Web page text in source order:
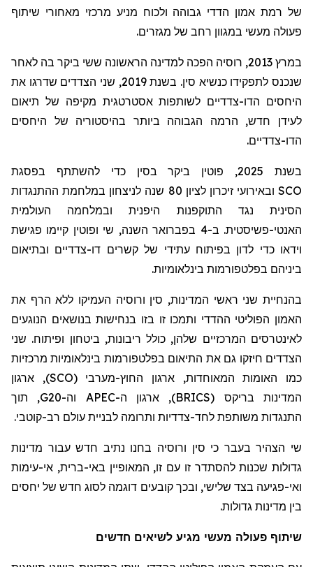
של רמת אמון הדדי גבוהה ולכוח מניע מרכזי מאחורי שיתוף
פעולה מעשי במגוון רחב של מגזרים.
במרץ 2013, רוסיה הפכה למדינה הראשונה ששי ביקר בה לאחר
שנכנס לתפקידו כנשיא סין. בשנת 2019, שני הצדדים שדרגו את
היחסים הדו-צדדיים לשותפות אסטרטגית מקיפה של תיאום
לעידן חדש, הרמה הגבוהה ביותר בהיסטוריה של היחסים
הדו-צדדיים.
בשנת 2025, פוטין ביקר בסין כדי להשתתף בפסגת
SCO
ובאירועי זיכרון לציון 80 שנה לניצחון במלחמת ההתנגדות
הסינית נגד התוקפנות היפנית ובמלחמה העולמית
האנטי-פשיסטית. ב-4 בפברואר השנה, שי ופוטין קיימו פגישת
וידאו כדי לדון בפיתוח עתידי של קשרים דו-צדדיים ובתיאום
ביניהם בפלטפורמות בינלאומיות.
בהנחיית שני ראשי המדינות, סין ורוסיה העמיקו ללא הרף את
האמון הפוליטי ההדדי ותמכו זו בזו בנחישות בנושאים הנוגעים
לאינטרסים המרכזיים שלהן, כולל ריבונות, ביטחון ופיתוח. שני
הצדדים חיזקו גם את התיאום בפלטפורמות בינלאומיות מרכזיות
כמו האומות המאוחדות, ארגון החוץ-מערבי (SCO), ארגון
המדינות בריקס (
BRICS), ארגון ה-APEC וה-G20, תוך
התנגדות משותפת לחד-צדדיות ותרומה לבניית עולם רב-קוטבי.
שי הצהיר בעבר כי סין ורוסיה בחנו נתיב חדש עבור מדינות
גדולות שכנות להסתדר זו עם זו, המאופיין באי-ברית, אי-עימות
ואי-פגיעה בצד שלישי, ובכך קובעים דוגמה לסוג חדש של יחסים
בין מדינות גדולות.
שיתוף פעולה מעשי מגיע לשיאים חדשים